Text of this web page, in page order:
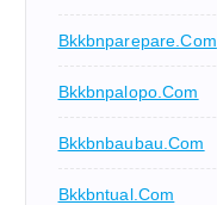
Bkkbnparepare.com
Bkkbnpalopo.com
Bkkbnbaubau.com
Bkkbntual.com